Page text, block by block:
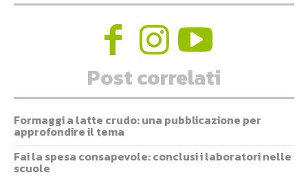
Post correlati
Formaggi a latte crudo: una pubblicazione per
approfondire il tema
Fai la spesa consapevole: conclusi i laboratori nelle
scuole